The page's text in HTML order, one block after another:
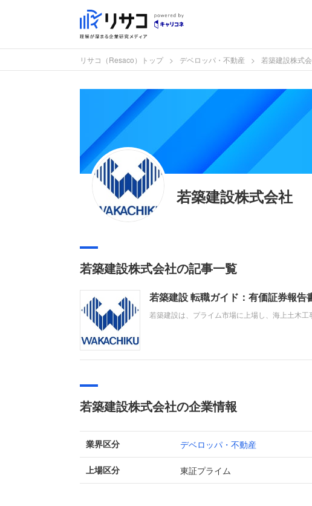
リサコ（Resaco）トップ デベロッパ・不動産 若築建設株式
若築建設株式会社
若築建設株式会社の記事一覧
若築建設 転職ガイド：有価証券報告
若築建設は、プライム市場に上場し、海上土木
若築建設株式会社の企業情報
業界区分 デベロッパ・不動産
上場区分 東証プライム